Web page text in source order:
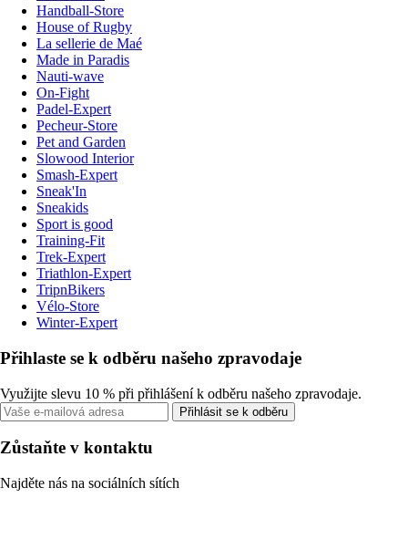
Handball-Store
House of Rugby
La sellerie de Maé
Made in Paradis
Nauti-wave
On-Fight
Padel-Expert
Pecheur-Store
Pet and Garden
Slowood Interior
Smash-Expert
Sneak'In
Sneakids
Sport is good
Training-Fit
Trek-Expert
Triathlon-Expert
TripnBikers
Vélo-Store
Winter-Expert
Přihlaste se k odběru našeho zpravodaje
Využijte slevu 10 % při přihlášení k odběru našeho zpravodaje.
Přihlásit se k odběru
Zůstaňte v kontaktu
Najděte nás na sociálních sítích